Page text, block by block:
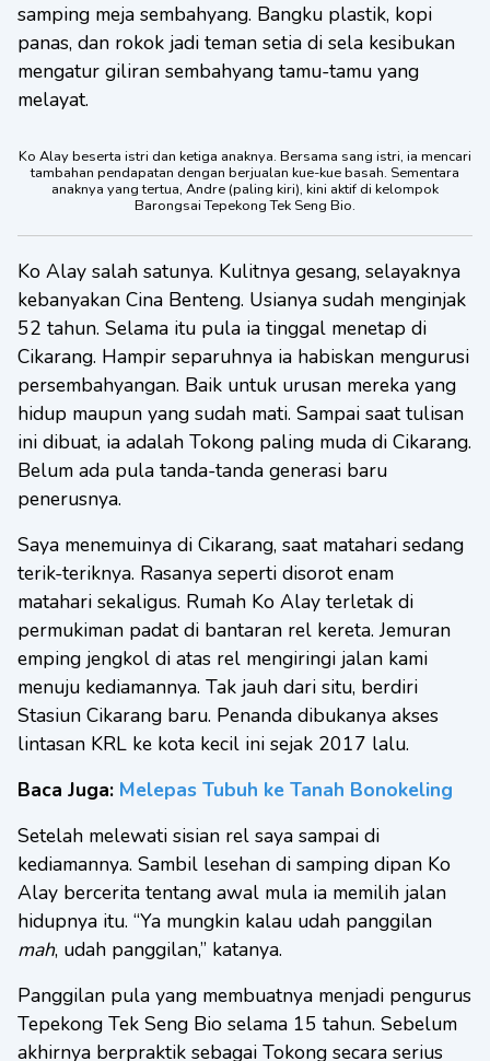
samping meja sembahyang. Bangku plastik, kopi
panas, dan rokok jadi teman setia di sela kesibukan
mengatur giliran sembahyang tamu-tamu yang
melayat.
Ko Alay beserta istri dan ketiga anaknya. Bersama sang istri, ia mencari
tambahan pendapatan dengan berjualan kue-kue basah. Sementara
anaknya yang tertua, Andre (paling kiri), kini aktif di kelompok
Barongsai Tepekong Tek Seng Bio.
Ko Alay salah satunya. Kulitnya gesang, selayaknya
kebanyakan Cina Benteng. Usianya sudah menginjak
52 tahun. Selama itu pula ia tinggal menetap di
Cikarang. Hampir separuhnya ia habiskan mengurusi
persembahyangan. Baik untuk urusan mereka yang
hidup maupun yang sudah mati. Sampai saat tulisan
ini dibuat, ia adalah Tokong paling muda di Cikarang.
Belum ada pula tanda-tanda generasi baru
penerusnya.
Saya menemuinya di Cikarang, saat matahari sedang
terik-teriknya. Rasanya seperti disorot enam
matahari sekaligus. Rumah Ko Alay terletak di
permukiman padat di bantaran rel kereta. Jemuran
emping jengkol di atas rel mengiringi jalan kami
menuju kediamannya. Tak jauh dari situ, berdiri
Stasiun Cikarang baru. Penanda dibukanya akses
lintasan KRL ke kota kecil ini sejak 2017 lalu.
Baca Juga: Melepas Tubuh ke Tanah Bonokeling
Setelah melewati sisian rel saya sampai di
kediamannya. Sambil lesehan di samping dipan Ko
Alay bercerita tentang awal mula ia memilih jalan
hidupnya itu. “Ya mungkin kalau udah panggilan
mah, udah panggilan,” katanya.
Panggilan pula yang membuatnya menjadi pengurus
Tepekong Tek Seng Bio selama 15 tahun. Sebelum
akhirnya berpraktik sebagai Tokong secara serius